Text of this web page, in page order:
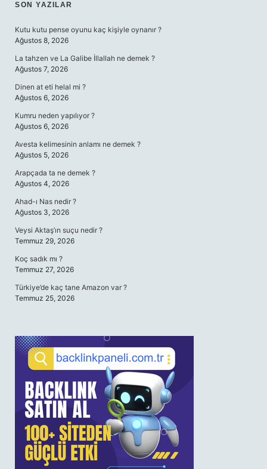
SIDEBAR
SON YAZILAR
Kutu kutu pense oyunu kaç kişiyle oynanır ?
Ağustos 8, 2026
La tahzen ve La Galibe İllallah ne demek ?
Ağustos 7, 2026
Dinen at eti helal mi ?
Ağustos 6, 2026
Kumru neden yapılıyor ?
Ağustos 6, 2026
Avesta kelimesinin anlamı ne demek ?
Ağustos 5, 2026
Arapçada ta ne demek ?
Ağustos 4, 2026
Ahad-ı Nas nedir ?
Ağustos 3, 2026
Veysi Aktaş’ın suçu nedir ?
Temmuz 29, 2026
Koç sadık mı ?
Temmuz 27, 2026
Türkiye’de kaç tane Amazon var ?
Temmuz 25, 2026